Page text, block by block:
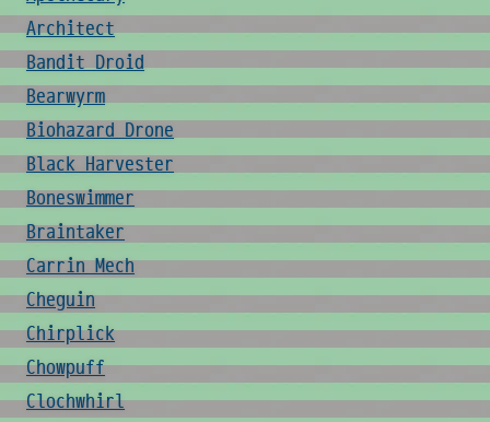
Architect
Bandit Droid
Bearwyrm
Biohazard Drone
Black Harvester
Boneswimmer
Braintaker
Carrin Mech
Cheguin
Chirplick
Chowpuff
Clochwhirl